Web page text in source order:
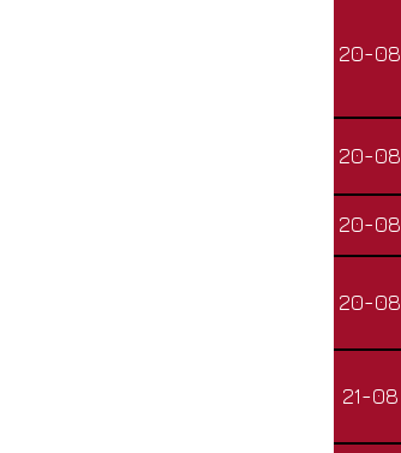
20-08
20-08
20-08
20-08
21-08